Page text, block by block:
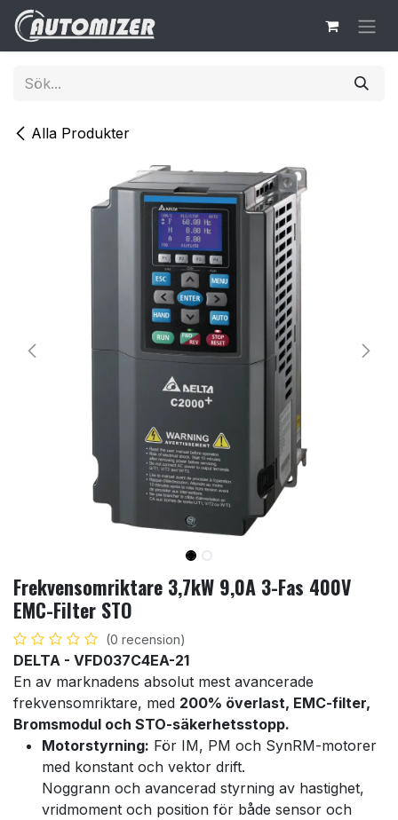
Hoppa till innehåll
Alla Produkter
Frekvensomriktare 3,7kW 9,0A 3-Fas 400V
EMC-Filter STO
(0 recension)
DELTA - VFD037C4EA-21
En av marknadens absolut mest avancerade
frekvensomriktare, med 200% överlast, EMC-filter,
Bromsmodul och STO-säkerhetsstopp.
Motorstyrning: För IM, PM och SynRM-motorer
med konstant och vektor drift.
Noggrann och avancerad styrning av hastighet,
vridmoment och position för både sensor och